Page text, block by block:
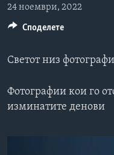
содржина
Премини
страната
навигација
Пребарувај
САД
МАКЕДОНИЈА
ПОЛИТИКА
ФОТОГАЛЕРИИ
ДОКУМЕНТАРЦИ
ВЕСТИ ОД САД ВО
Learning English
24 ноември, 2022
Светот низ
Фотографии кои го
изминатите денови
Споделете